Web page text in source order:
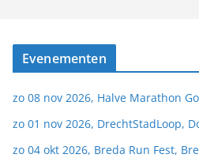
Evenementen
zo 08 nov 2026, Halve Marathon
zo 01 nov 2026, DrechtStadLoop,
zo 04 okt 2026, Breda Run Fest,